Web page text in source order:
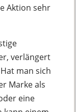
Aktion sehr
verlängert
man sich
Marke als
eine